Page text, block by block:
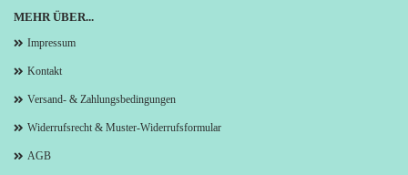
MEHR ÜBER...
Impressum
Kontakt
Versand- & Zahlungsbedingungen
Widerrufsrecht & Muster-Widerrufsformular
AGB